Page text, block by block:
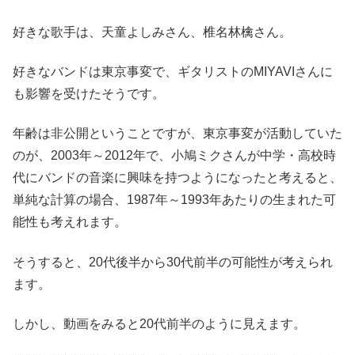
好きな歌手は、天童よしみさん、椎名林檎さん。
好きなバンドは東京事変で、ギタリストのMIYAVIさんに
も影響を受けたそうです。
年齢は非公開ということですが、東京事変が活動していた
のが、2003年～2012年で、小鳩ミクさんが中学・高校時
代にバンドの音楽に興味を持つようになったと考えると、
単純な計算の場合、1987年～1993年あたりの生まれた可
能性も考えれます。
そうすると、20代後半から30代前半の可能性が考えられ
ます。
しかし、動画をみると20代前半のように見えます。